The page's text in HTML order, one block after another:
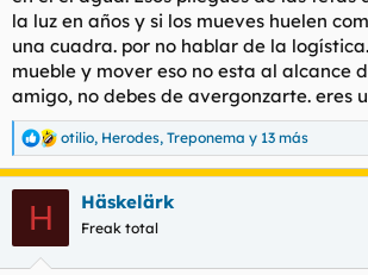
en campo contrario. Todo lo que dije de mi,
supongo que no tenía ganas de conocerla,
mujer de paso y le conté mentiras a más no
Policía Nacional, que había viajado por todo
no he pasado de Despeñaperros, que había
misionero en África.
Cuando me preguntó qué buscaba en
únicamente sexo. Que me había separado
estaba preparado para nada más. Imaginé
era majo pero que no buscaba eso pero....
no hacía esas cosas, que ahora lo ponía
bla bla... pero que haría una excepción.
la luz en años y si los mueves huelen
una cuadra. por no hablar de la
mueble y mover eso no esta al alcance
amigo, no debes de avergonzarte. eres
R
e
a
otilio, Herodes, Treponema y 13 más
H Häskelärk
Freak total